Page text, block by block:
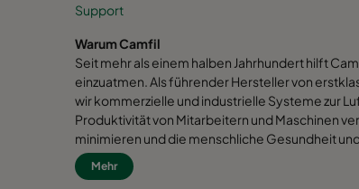
Support
Warum Camfil
Seit mehr als einem halben Jahrhundert hilft
einzuatmen. Als führender Hersteller von
wir kommerzielle und industrielle Systeme zur
Produktivität von Mitarbeitern und Maschinen
minimieren und die menschliche Gesundheit
davon überzeugt, dass die besten Lösungen für
Lösungen für unseren Planeten sind. Deshalb
Mehr